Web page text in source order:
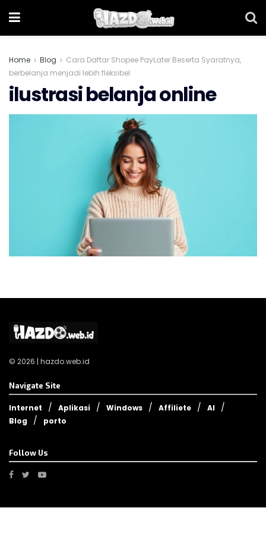
Home Blog
Cara Daftar Shopee PayLater Beserta Syaratnya,
berbelanja menjadi lebih fleksibel
ilustrasi belanja online
© 2026 | hazdo.web.id
Navigate Site
Internet Aplikasi Windows Affiliete
AI
Blog
porto
Follow Us